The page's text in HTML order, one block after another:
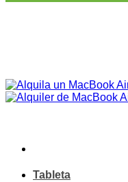
Tableta